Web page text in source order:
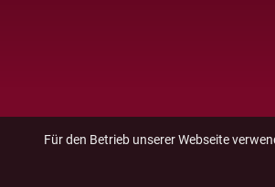
Für den Betrieb unserer Webseite